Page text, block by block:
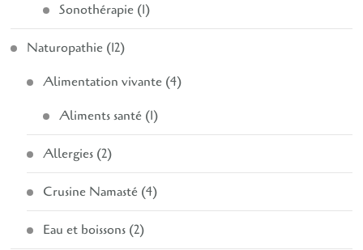
Sonothérapie (1)
Naturopathie (12)
Alimentation vivante (4)
Aliments santé (1)
Allergies (2)
Crusine Namasté (4)
Eau et boissons (2)